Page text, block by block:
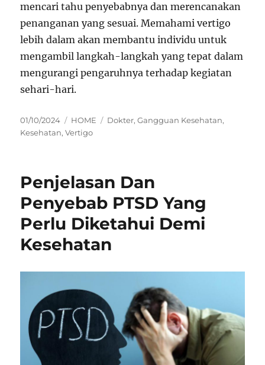
mencari tahu penyebabnya dan merencanakan
penanganan yang sesuai. Memahami vertigo
lebih dalam akan membantu individu untuk
mengambil langkah-langkah yang tepat dalam
mengurangi pengaruhnya terhadap kegiatan
sehari-hari.
Posted
on
01/10/2024 Categories
HOME Tags
Dokter,Gangguan Kesehatan,
Kesehatan,Vertigo
Penjelasan Dan
Penyebab PTSD Yang
Perlu Diketahui Demi
Kesehatan